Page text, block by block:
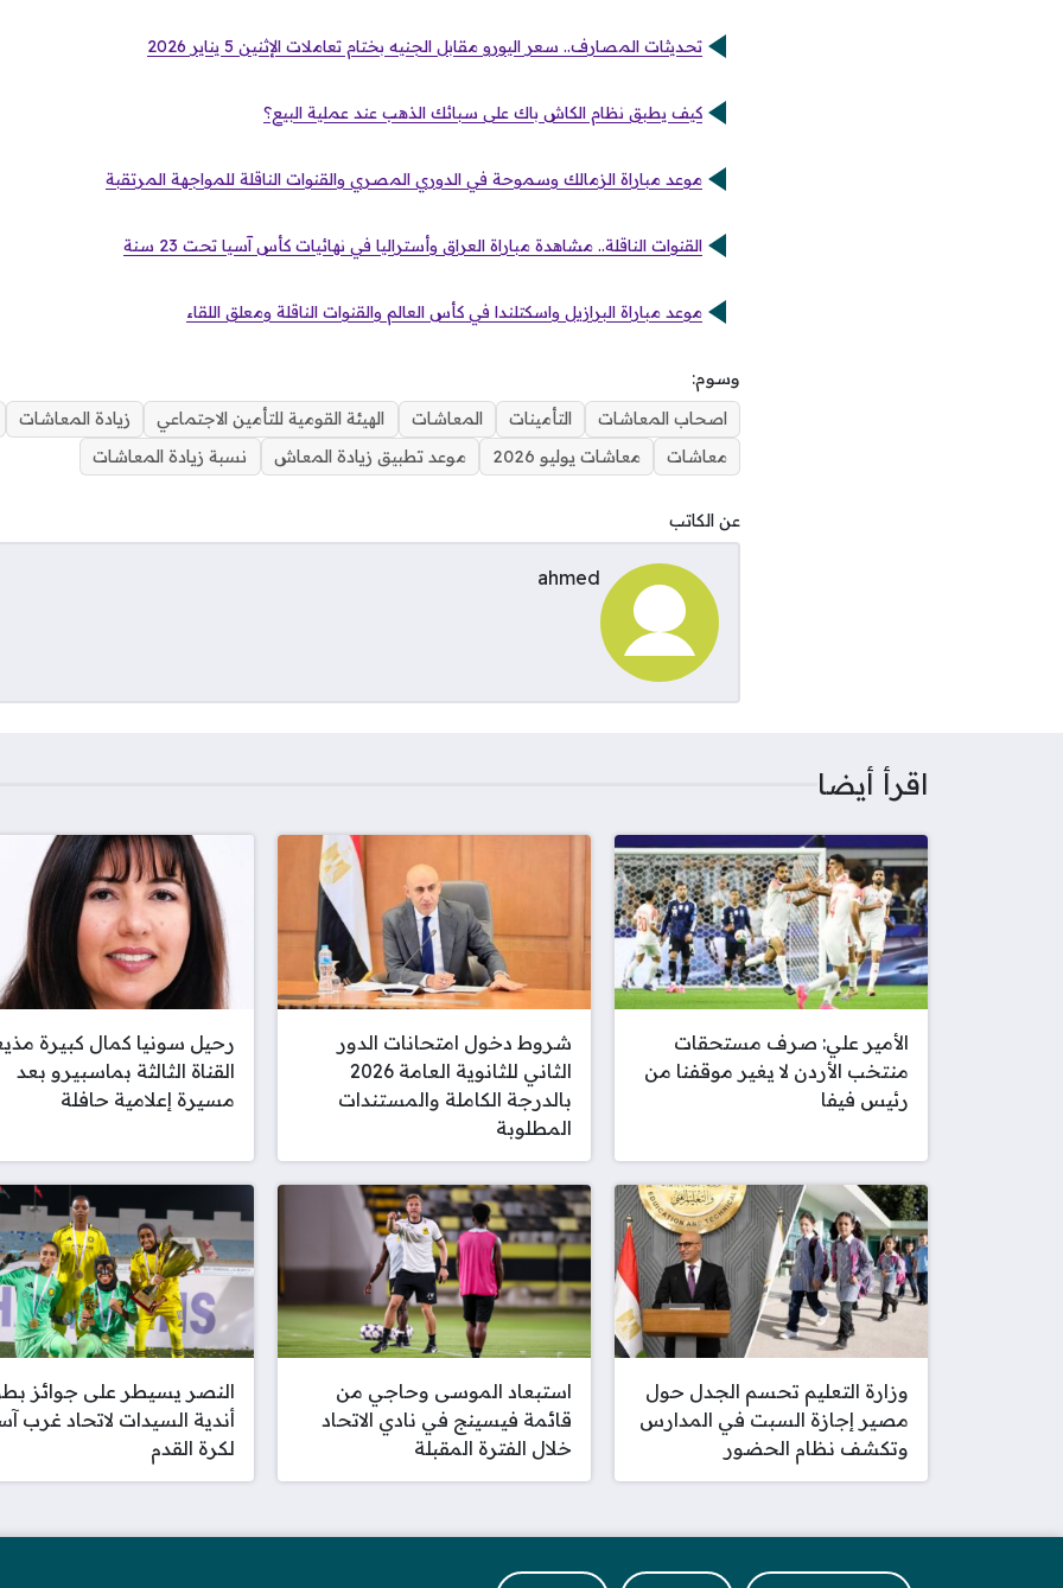
تحديثات المصارف.. سعر اليورو مقابل الجنيه بختام تعاملات الإثنين 5 يناير 2026
كيف يطبق نظام الكاش باك على سبائك الذهب عند عملية البيع؟
موعد مباراة الزمالك وسموحة في الدوري المصري والقنوات الناقلة للمواجهة المرتقبة
القنوات الناقلة.. مشاهدة مباراة العراق وأستراليا في نهائيات كأس آسيا تحت 23 سنة
موعد مباراة البرازيل واسكتلندا في كأس العالم والقنوات الناقلة ومعلق اللقاء
وسوم:
اصحاب المعاشات
التأمينات المعاشات الهيئة القومية للتأمين الاجتماعي زيادة المعاشات
معاشات
معاشات يوليو 2026 موعد تطبيق زيادة المعاش نسبة زيادة المعاشات
عن الكاتب
ahmed
اقرأ أيضا
الأمير علي: صرف مستحقات
منتخب الأردن لا يغير موقفنا من
رئيس فيفا
شروط دخول امتحانات الدور
الثاني للثانوية العامة 2026
بالدرجة الكاملة والمستندات
المطلوبة
رحيل سونيا كمال كبيرة
القناة الثالثة بماسبيرو بعد
مسيرة إعلامية حافلة
وزارة التعليم تحسم الجدل حول
مصير إجازة السبت في المدارس
وتكشف نظام الحضور
استبعاد الموسى وحاجي من
قائمة فيسينج في نادي الاتحاد
خلال الفترة المقبلة
النصر يسيطر على جوائز
أندية السيدات لاتحاد غرب
لكرة القدم